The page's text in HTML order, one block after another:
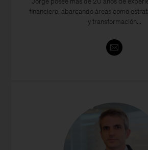
financiero, abarcando áreas como
y transformación...